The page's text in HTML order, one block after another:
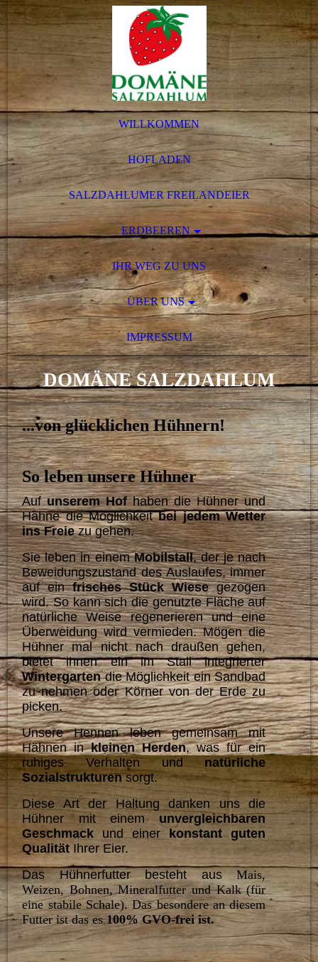
WILLKOMMEN
HOFLADEN
SALZDAHLUMER FREILANDEIER
ERDBEEREN
IHR WEG ZU UNS
ÜBER UNS
IMPRESSUM
DOMÄNE SALZDAHLUM
...von glücklichen Hühnern!
So leben unsere Hühner
Aufunserem Hofhaben die Hühner und
Hähne die Möglichkeitbei jedem Wetter
ins Freiezu gehen.
Sie leben in einemMobilstall, der je nach
Beweidungszustand des Auslaufes, immer
auf einfrisches Stück Wiesegezogen
wird.So kann sich diegenutzte Flächeauf
natürliche Weise regenerieren und eine
Überweidung wird vermieden.Mögen die
Hühner mal nicht nach draußen gehen,
bietet ihnen ein im Stall integrierter
Wintergartendie Möglichkeit ein Sandbad
zu nehmen oder Körner von der Erde zu
picken.
Unsere Hennen leben gemeinsam mit
Hähnen inkleinen Herden, was für ein
ruhiges Verhalten und natürliche
Sozialstrukturensorgt.
Diese Art der Haltung danken uns die
Hühner mit einem unvergleichbaren
Geschmack und einer konstant
guten
QualitätIhrer Eier.
Das Hühnerfutter besteht ausMais,
Weizen, Bohnen, Mineralfutter und Kalk (für
eine stabile Schale). Das besondere an diesem
Futter ist das es100% GVO-frei ist.